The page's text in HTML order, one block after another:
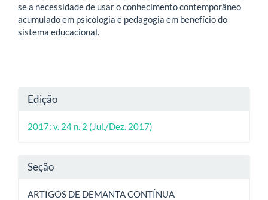
se a necessidade de usar o conhecimento contemporâneo
acumulado em psicologia e pedagogia em benefício do
sistema educacional.
Detalhes
do
Edição
2017: v. 24 n. 2 (Jul./Dez. 2017)
Seção
ARTIGOS DE DEMANTA CONTÍNUA